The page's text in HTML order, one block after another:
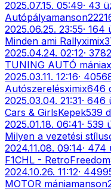
2025.07.15. 05:49· 43
Autópályamanson222
2025.06.25. 23:55· 164
Minden ami Rallyximix
2025.04.24. 02:12· 3782
TUNING AUTÓ mánia
2025.03.11. 12:16·
Autószerelésximix646
2025.03.04. 21:31· 646
Cars & GirlsKepek539
2025.01.18. 06:41· 539
Milyen a vezetési
2024.11.08. 09:14· 474
F1CHL - Retro
2024.10.26. 11:12·
MOTOR mánia